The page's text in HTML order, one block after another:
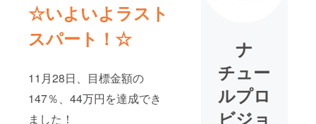
☆いよいよラスト
スパート！☆
11月28日、目標金額の
147％、44万円を達成でき
ました！
ナ
チュー
ルプロ
ビジョ